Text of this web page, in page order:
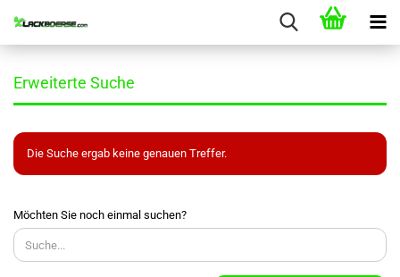
Erweiterte Suche
Die Suche ergab keine genauen Treffer.
MÖCHTEN
SIE
NOCH
EINMAL
Möchten Sie noch einmal suchen?